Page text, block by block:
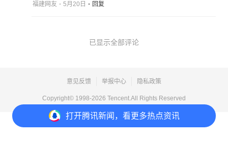
打开腾讯新闻，看更多热点资讯
福建网友 5月20日 回复
已显示全部评论
意见反馈 举报中心 隐私政策
Copyright© 1998-2026 Tencent.All Rights Reserved